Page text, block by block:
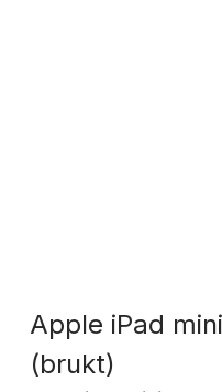
Apple iPad
(brukt)